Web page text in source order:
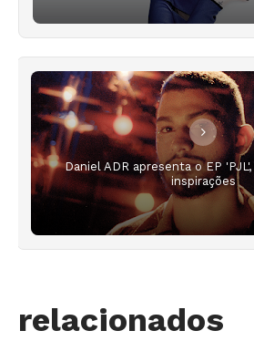
Daniel ADR apresenta o EP
inspirações
relacionados